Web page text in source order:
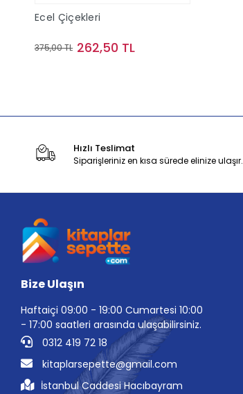
Ecel Çiçekleri
375,00 TL 262,50 TL
Hızlı Teslimat
Siparişleriniz en kısa sürede elinize ulaşır.
Bize Ulaşın
Haftaiçi 09:00 - 19:00 Cumartesi 10:00
- 17:00 saatleri arasında ulaşabilirsiniz.
0312 419 72 18
kitaplarsepette@gmail.com
İstanbul Caddesi Hacıbayram